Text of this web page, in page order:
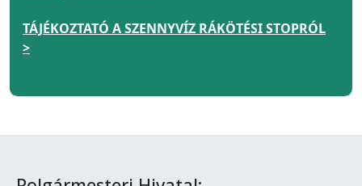
TÁJÉKOZTATÓ A SZENNYVÍZ RÁKÖTÉSI STOPRÓL
>